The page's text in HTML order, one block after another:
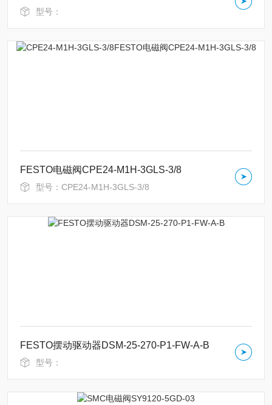
型号：
FESTO电磁阀CPE24-M1H-3GLS-3/8
型号：CPE24-M1H-3GLS-3/8
FESTO摆动驱动器DSM-25-270-P1-FW-A-B
型号：